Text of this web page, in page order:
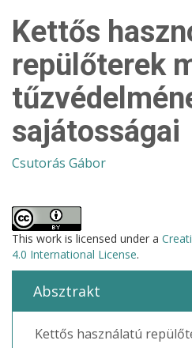
Kettős
repülőterek
sajátosságai
Csutorás Gábor
This work is licensed under a
4.0 International License.
Absztrakt
Kettős használatú